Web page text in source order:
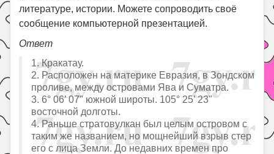
литературе, истории. Можете сопроводить своё
сообщение компьютерной презентацией.
Ответ
1. Кракатау.
2. Расположен на материке Евразия, в Зондском
проливе, между островами Ява и Суматра.
3. 6° 06’ 07" южной широты. 105° 25’ 23"
восточной долготы.
4. Раньше стратовулкан был целым островом с
таким же названием, но мощнейший взрыв стер
его с лица Земли. До недавних времен про